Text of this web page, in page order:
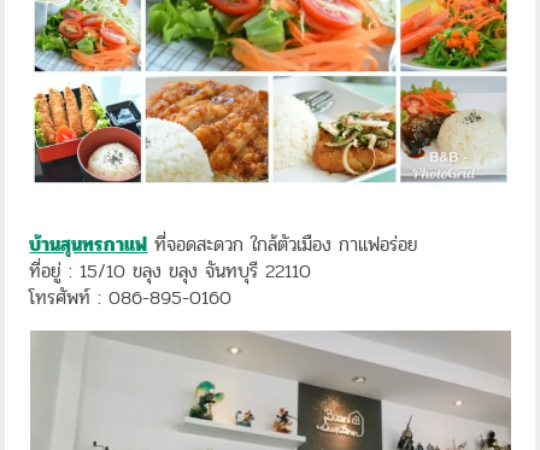
บ้านสุนทรกาแฟ ที่จอดสะดวก ใกล้ตัวเมือง กาแฟอร่อย
ที่อยู่ : 15/10 ขลุง ขลุง จันทบุรี 22110
โทรศัพท์ : 086-895-0160